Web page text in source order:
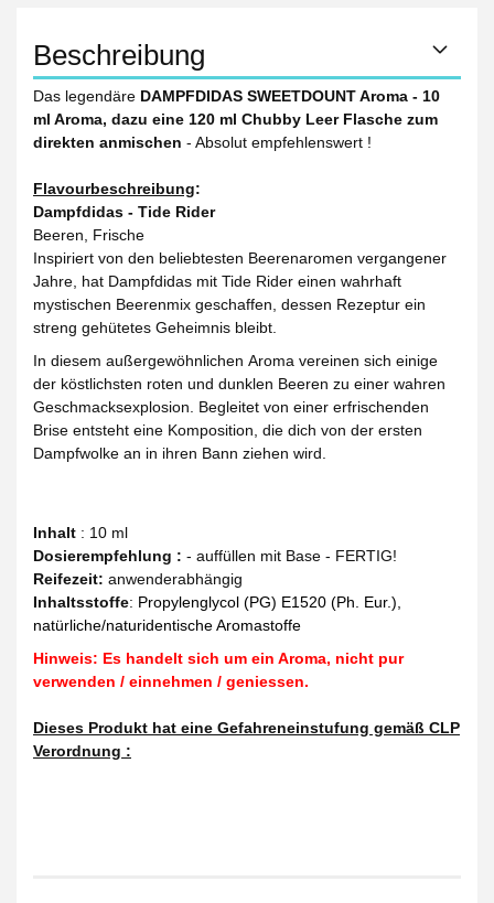
Beschreibung
Das legendäre DAMPFDIDAS SWEETDOUNT Aroma - 10
ml Aroma, dazu eine 120 ml Chubby Leer Flasche zum
direkten anmischen - Absolut empfehlenswert !
Flavourbeschreibung:
Dampfdidas - Tide Rider
Beeren, Frische
Inspiriert von den beliebtesten Beerenaromen vergangener
Jahre, hat Dampfdidas mit Tide Rider einen wahrhaft
mystischen Beerenmix geschaffen, dessen Rezeptur ein
streng gehütetes Geheimnis bleibt.
In diesem außergewöhnlichen Aroma vereinen sich einige
der köstlichsten roten und dunklen Beeren zu einer wahren
Geschmacksexplosion. Begleitet von einer erfrischenden
Brise entsteht eine Komposition, die dich von der ersten
Dampfwolke an in ihren Bann ziehen wird.
Inhalt : 10 ml
Dosierempfehlung : - auffüllen mit Base - FERTIG!
Reifezeit: anwenderabhängig
Inhaltsstoffe: Propylenglycol (PG) E1520 (Ph. Eur.),
natürliche/naturidentische Aromastoffe
Hinweis: Es handelt sich um ein Aroma, nicht pur
verwenden / einnehmen / geniessen.
Dieses Produkt hat eine Gefahreneinstufung gemäß CLP
Verordnung :